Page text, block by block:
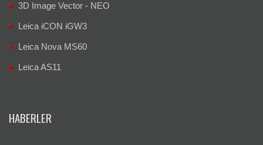
3D Image Vector - NEO
Leica iCON iGW3
Leica Nova MS60
Leica AS11
HABERLER